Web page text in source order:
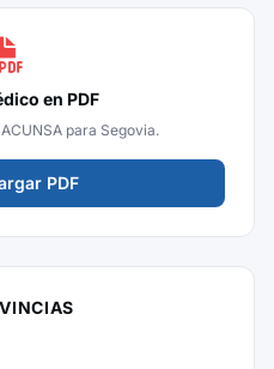
en PDF
para Segovia.
PDF